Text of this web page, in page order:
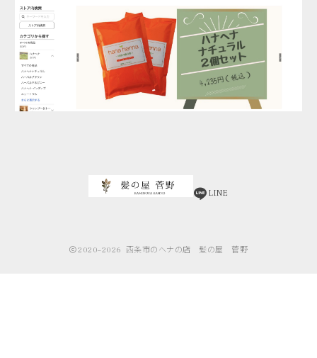
LINE
2020–2026 西条市のヘナの店 髪の屋 菅野